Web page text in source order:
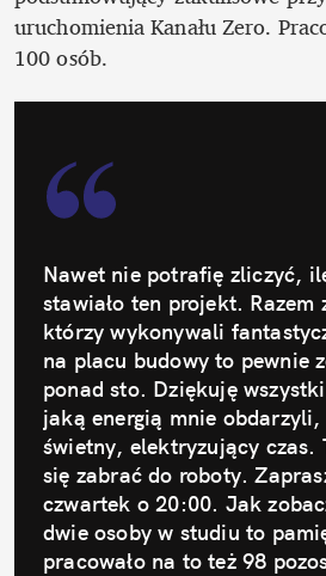
uruchomienia Kanału Zero.
100 osób.
Nawet nie potrafię zliczyć,
stawiało ten projekt. Razem
którzy wykonywali
na placu budowy to pewnie
ponad sto. Dziękuję
jaką energią mnie obdarzyli,
świetny, elektryzujący czas.
się zabrać do roboty.
czwartek o 20:00. Jak
dwie osoby w studiu to
pracowało na to też 98